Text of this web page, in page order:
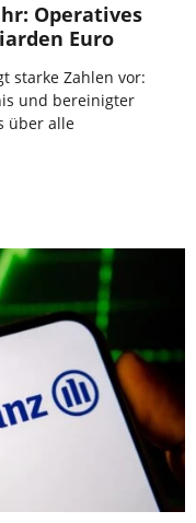
Operatives
Euro
starke Zahlen vor:
und bereinigter
über alle